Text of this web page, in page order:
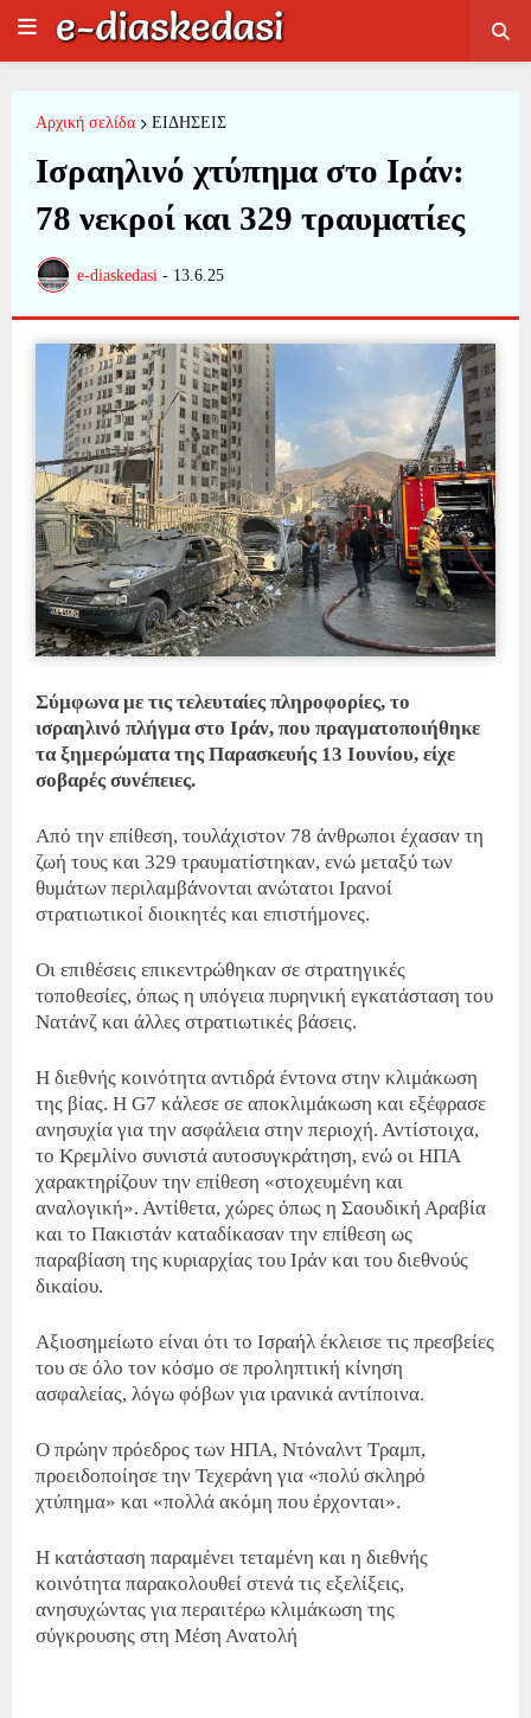
Αρχική σελίδα ΕΙΔΗΣΕΙΣ
Ισραηλινό χτύπημα στο Ιράν:
78 νεκροί και 329 τραυματίες
e-diaskedasi - 13.6.25
Σύμφωνα με τις τελευταίες πληροφορίες, το
ισραηλινό πλήγμα στο Ιράν, που πραγματοποιήθηκε
τα ξημερώματα της Παρασκευής 13 Ιουνίου, είχε
σοβαρές συνέπειες.
Από την επίθεση, τουλάχιστον 78 άνθρωποι έχασαν τη
ζωή τους και 329 τραυματίστηκαν, ενώ μεταξύ των
θυμάτων περιλαμβάνονται ανώτατοι Ιρανοί
στρατιωτικοί διοικητές και επιστήμονες.
Οι επιθέσεις επικεντρώθηκαν σε στρατηγικές
τοποθεσίες, όπως η υπόγεια πυρηνική εγκατάσταση του
Νατάνζ και άλλες στρατιωτικές βάσεις.
Η διεθνής κοινότητα αντιδρά έντονα στην κλιμάκωση
της βίας. Η G7 κάλεσε σε αποκλιμάκωση και εξέφρασε
ανησυχία για την ασφάλεια στην περιοχή. Αντίστοιχα,
το Κρεμλίνο συνιστά αυτοσυγκράτηση, ενώ οι ΗΠΑ
χαρακτηρίζουν την επίθεση «στοχευμένη και
αναλογική». Αντίθετα, χώρες όπως η Σαουδική Αραβία
και το Πακιστάν καταδίκασαν την επίθεση ως
παραβίαση της κυριαρχίας του Ιράν και του διεθνούς
δικαίου.
Αξιοσημείωτο είναι ότι το Ισραήλ έκλεισε τις πρεσβείες
του σε όλο τον κόσμο σε προληπτική κίνηση
ασφαλείας, λόγω φόβων για ιρανικά αντίποινα.
Ο πρώην πρόεδρος των ΗΠΑ, Ντόναλντ Τραμπ,
προειδοποίησε την Τεχεράνη για «πολύ σκληρό
χτύπημα» και «πολλά ακόμη που έρχονται».
Η κατάσταση παραμένει τεταμένη και η διεθνής
κοινότητα παρακολουθεί στενά τις εξελίξεις,
ανησυχώντας για περαιτέρω κλιμάκωση της
σύγκρουσης στη Μέση Ανατολή